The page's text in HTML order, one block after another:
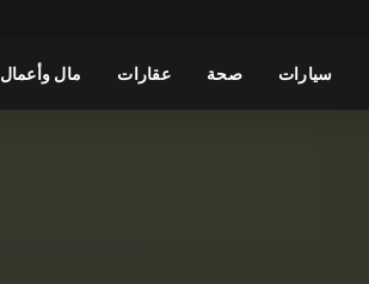
سيارات صحة عقارات مال وأعمال